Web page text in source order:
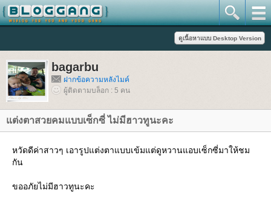
bagarbu
ฝากข้อความหลังไมค์
ผู้ติดตามบล็อก : 5 คน
ต่งตาสวยคมแบบเซ็กซี่ ไม่มีฮาวทูนะคะ
หวัดดีค่าสาวๆ เอารูปแต่งตาแบบเข้มแต่ดูหวานแอบเซ็กซี่มาให้ชม
กัน
ขออภัยไม่มีฮาวทูนะคะ